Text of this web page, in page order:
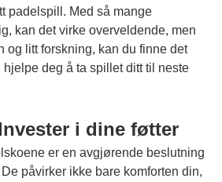
padelspill. Med så mange
kan det virke overveldende, men
og litt forskning, kan du finne det
hjelpe deg å ta spillet ditt til neste
i dine føtter
er en avgjørende beslutning
påvirker ikke bare komforten din,